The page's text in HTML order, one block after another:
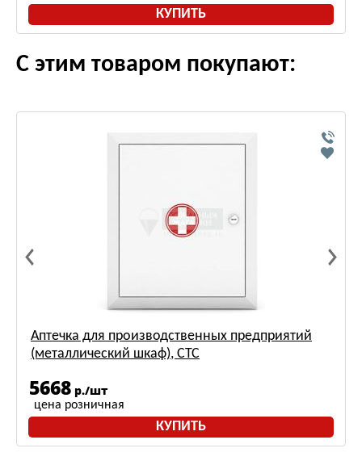
КУПИТЬ
С этим товаром покупают:
Аптечка для производственных предприятий
(металлический шкаф), СТС
5668 р./шт
цена розничная
КУПИТЬ